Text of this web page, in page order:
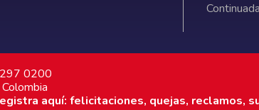
Continuada
0200
aquí: felicitaciones, quejas, reclamos,